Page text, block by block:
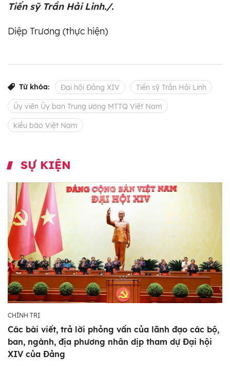
Tiến sỹ Trần Hải Linh./.
Diệp Trương (thực hiện)
Từ khóa: Đại hội Đảng XIV Tiến sỹ Trần Hải Linh
Ủy viên Ủy ban Trung ương MTTQ Việt Nam
kiều bào Việt Nam
SỰ KIỆN
CHÍNH TRỊ
Các bài viết, trả lời phỏng vấn của lãnh đạo các bộ,
ban, ngành, địa phương nhân dịp tham dự Đại hội
XIV của Đảng